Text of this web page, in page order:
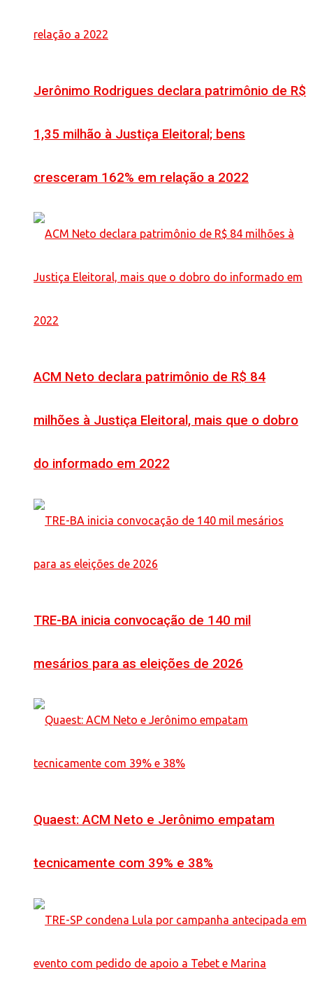
Jerônimo Rodrigues declara patrimônio de R$
1,35 milhão à Justiça Eleitoral; bens
cresceram 162% em relação a 2022
ACM Neto declara patrimônio de R$ 84
milhões à Justiça Eleitoral, mais que o dobro
do informado em 2022
TRE-BA inicia convocação de 140 mil
mesários para as eleições de 2026
Quaest: ACM Neto e Jerônimo empatam
tecnicamente com 39% e 38%